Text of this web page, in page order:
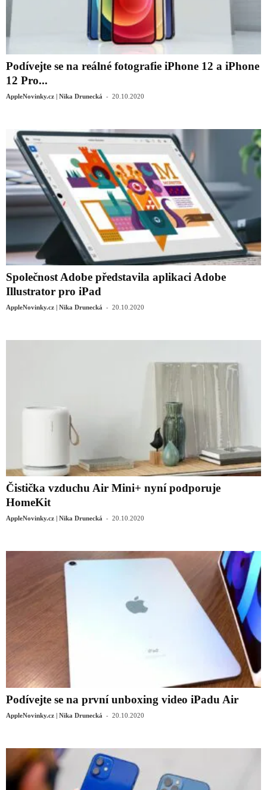
Podívejte se na reálné fotografie iPhone 12 a iPhone
12 Pro...
AppleNovinky.cz | Nika Drunecká - 20.10.2020
Společnost Adobe představila aplikaci Adobe
Illustrator pro iPad
AppleNovinky.cz | Nika Drunecká - 20.10.2020
Čistička vzduchu Air Mini+ nyní podporuje
HomeKit
AppleNovinky.cz | Nika Drunecká - 20.10.2020
Podívejte se na první unboxing video iPadu Air
AppleNovinky.cz | Nika Drunecká - 20.10.2020